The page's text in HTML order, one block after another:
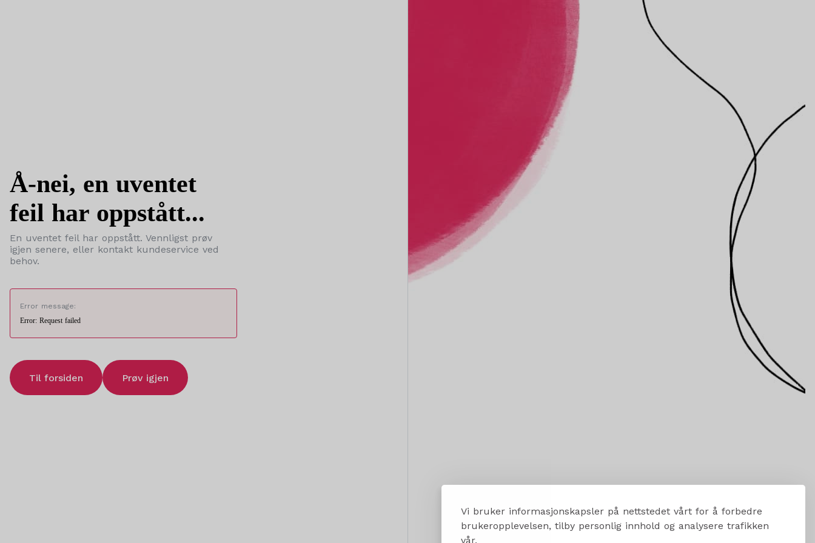
Vi bruker informasjonskapsler på nettstedet vårt for å forbedre
brukeropplevelsen, tilby personlig innhold og analysere trafikken
vår.
Å-nei, en uventet
feil har oppstått...
En uventet feil har oppstått. Vennligst prøv
igjen senere, eller kontakt kundeservice ved
behov.
Error message:
Error: Request failed
Til forsiden Prøv igjen